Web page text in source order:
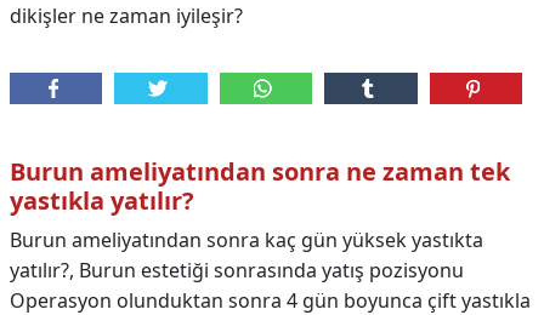
dikişler ne zaman iyileşir?
Burun ameliyatından sonra ne zaman tek
yastıkla yatılır?
Burun ameliyatından sonra kaç gün yüksek yastıkta
yatılır?, Burun estetiği sonrasında yatış pozisyonu
Operasyon olunduktan sonra 4 gün boyunca çift yastıkla